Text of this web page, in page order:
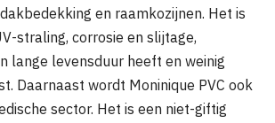
en raamkozijnen. Het is
straling, corrosie en slijtage,
lange levensduur heeft en weinig
Daarnaast wordt Moninique PVC ook
sector. Het is een niet-giftig